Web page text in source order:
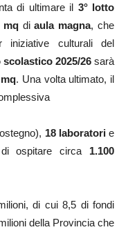
di ultimare il 3° lotto
mqdiaula magna, che
iniziative culturali del
scolastico 2025/26sarà
. Una volta ultimato, il
18 laboratorie
ospitare circa 1.100
di cui 8,5 di fondi
della Provincia che